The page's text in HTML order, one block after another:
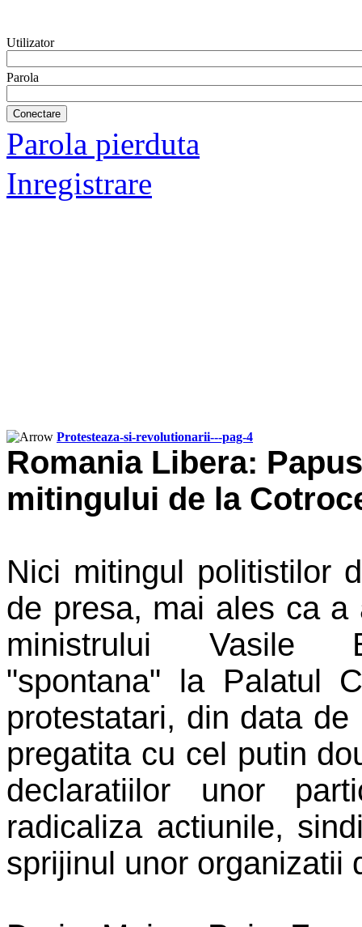
Utilizator
Parola
Parola pierduta
Inregistrare
Protesteaza-si-revolutionarii---pag-4
RomaniaLibera:
mitingului de la
Nici mitingul politistilor
de presa, mai ales ca
ministrului Vasile
"spontana" la Palatul
protestatari, din data
pregatita cu cel putin
declaratiilor unor
radicaliza actiunile,
sprijinul unor organizatii